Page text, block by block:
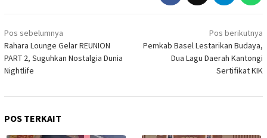
Navigasi
pos
Pos sebelumnya
Rahara Lounge Gelar REUNION
PART 2, Suguhkan Nostalgia Dunia
Nightlife
Pos berikutnya
Pemkab Basel Lestarikan Budaya,
Dua Lagu Daerah Kantongi
Sertifikat KIK
POS TERKAIT